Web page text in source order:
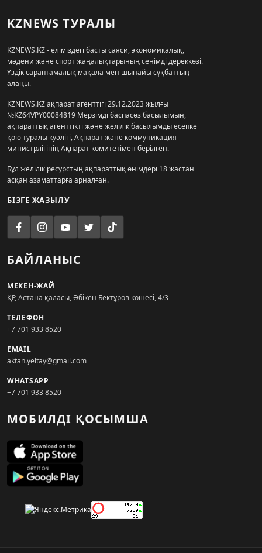
KZNEWS ТУРАЛЫ
KZNEWS.KZ - еліміздегі басты саяси, экономикалық,
мәдени және спорт жаңалықтарының сенімді дереккөзі.
Үздік сараптамалық мақала мен шынайы сұқбаттың
алаңы.
KZNEWS.KZ ақпарат агенттігі 29.12.2023 жылғы
№KZ64VPY00084819 Мерзімді баспасөз басылымын,
ақпараттық агенттікті және желілік басылымды есепке
қою туралы куәлігі, Ақпарат және коммуникация
министрлігінің Ақпарат комитетімен берілген.
Бұл желілік ресурстың ақпараттық өнімдері 18 жастан
асқан азаматтарға арналған.
БІЗГЕ ЖАЗЫЛУ
БАЙЛАНЫС
МЕКЕН-ЖАЙ
ҚР, Астана қаласы, Әбікен Бектұров көшесі, 4/3
ТЕЛЕФОН
+7 701 933 8520
EMAIL
aktan.yeltay@gmail.com
WHATSAPP
+7 701 933 8520
МОБИЛДІ ҚОСЫМША